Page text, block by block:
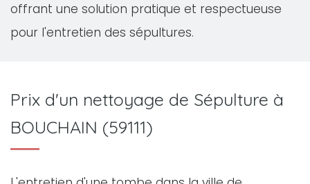
offrant une solution pratique et respectueuse
pour l'entretien des sépultures.
Prix d'un nettoyage de Sépulture à
BOUCHAIN (59111)